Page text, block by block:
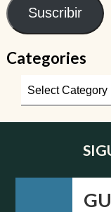
Suscribir
Categories